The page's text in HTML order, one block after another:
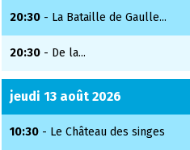
20:30 - La Bataille de Gaulle...
20:30 - De la...
jeudi 13 août 2026
10:30 - Le Château des singes